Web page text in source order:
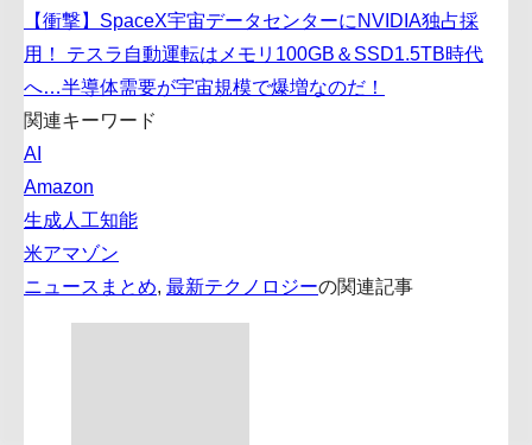
【衝撃】SpaceX宇宙データセンターにNVIDIA独占採
用！ テスラ自動運転はメモリ100GB＆SSD1.5TB時代
へ…半導体需要が宇宙規模で爆増なのだ！
関連キーワード
AI
Amazon
生成人工知能
米アマゾン
ニュースまとめ, 最新テクノロジーの関連記事